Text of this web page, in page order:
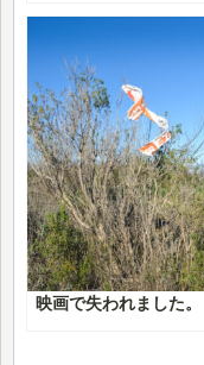
映画で失われました。